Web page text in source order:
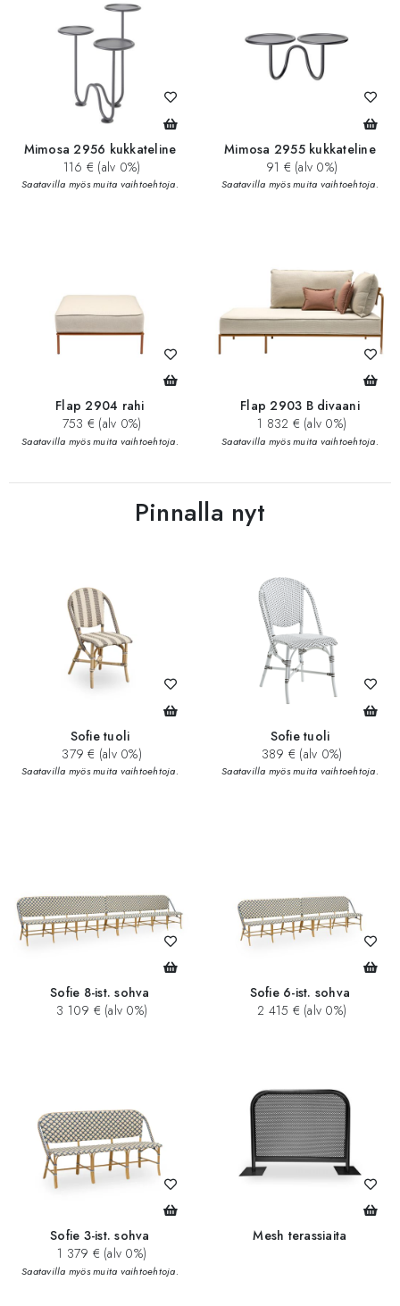
Mimosa 2956 kukkateline
116 € (alv 0%)
Saatavilla myös muita vaihtoehtoja.
Mimosa 2955 kukkateline
91 € (alv 0%)
Saatavilla myös muita vaihtoehtoja.
Flap 2904 rahi
753 € (alv 0%)
Saatavilla myös muita vaihtoehtoja.
Flap 2903 B divaani
1 832 € (alv 0%)
Saatavilla myös muita vaihtoehtoja.
Pinnalla nyt
Sofie tuoli
379 € (alv 0%)
Saatavilla myös muita vaihtoehtoja.
Sofie tuoli
389 € (alv 0%)
Saatavilla myös muita vaihtoehtoja.
Sofie 8-ist. sohva
3 109 € (alv 0%)
Sofie 6-ist. sohva
2 415 € (alv 0%)
Sofie 3-ist. sohva
1 379 € (alv 0%)
Saatavilla myös muita vaihtoehtoja.
Mesh terassiaita